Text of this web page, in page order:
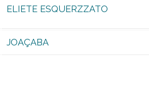
ELIETE ESQUERZZATO
JOAÇABA